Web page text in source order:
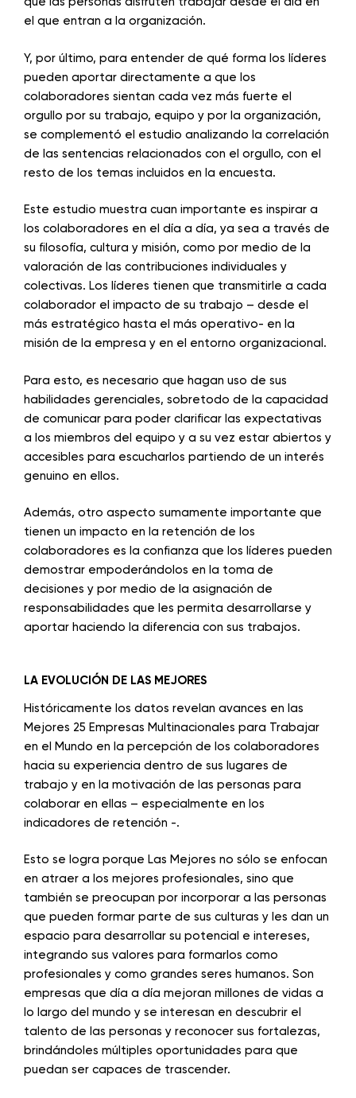
el que entran a la organización.
Y, por último, para entender de qué forma los líderes
pueden aportar directamente a que los
colaboradores sientan cada vez más fuerte el
orgullo por su trabajo, equipo y por la organización,
se complementó el estudio analizando la correlación
de las sentencias relacionados con el orgullo, con el
resto de los temas incluidos en la encuesta.
Este estudio muestra cuan importante es inspirar a
los colaboradores en el día a día, ya sea a través de
su filosofía, cultura y misión, como por medio de la
valoración de las contribuciones individuales y
colectivas. Los líderes tienen que transmitirle a cada
colaborador el impacto de su trabajo – desde el
más estratégico hasta el más operativo- en la
misión de la empresa y en el entorno organizacional.
Para esto, es necesario que hagan uso de sus
habilidades gerenciales, sobretodo de la capacidad
de comunicar para poder clarificar las expectativas
a los miembros del equipo y a su vez estar abiertos y
accesibles para escucharlos partiendo de un interés
genuino en ellos.
Además, otro aspecto sumamente importante que
tienen un impacto en la retención de los
colaboradores es la confianza que los líderes pueden
demostrar empoderándolos en la toma de
decisiones y por medio de la asignación de
responsabilidades que les permita desarrollarse y
aportar haciendo la diferencia con sus trabajos.
LA EVOLUCIÓN DE LAS MEJORES
Históricamente los datos revelan avances en las
Mejores 25 Empresas Multinacionales para Trabajar
en el Mundo en la percepción de los colaboradores
hacia su experiencia dentro de sus lugares de
trabajo y en la motivación de las personas para
colaborar en ellas – especialmente en los
indicadores de retención -.
Esto se logra porque Las Mejores no sólo se enfocan
en atraer a los mejores profesionales, sino que
también se preocupan por incorporar a las personas
que pueden formar parte de sus culturas y les dan un
espacio para desarrollar su potencial e intereses,
integrando sus valores para formarlos como
profesionales y como grandes seres humanos. Son
empresas que día a día mejoran millones de vidas a
lo largo del mundo y se interesan en descubrir el
talento de las personas y reconocer sus fortalezas,
brindándoles múltiples oportunidades para que
puedan ser capaces de trascender.